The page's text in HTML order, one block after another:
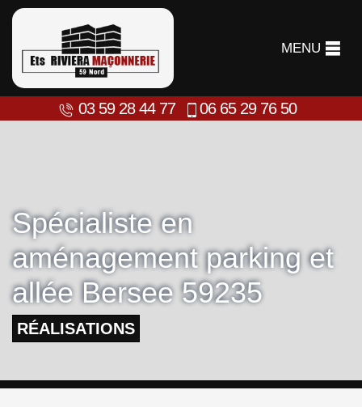
MENU
03 59 28 44 77 06 65 29 76 50
Spécialiste en
aménagement parking et
allée Bersee 59235
RÉALISATIONS